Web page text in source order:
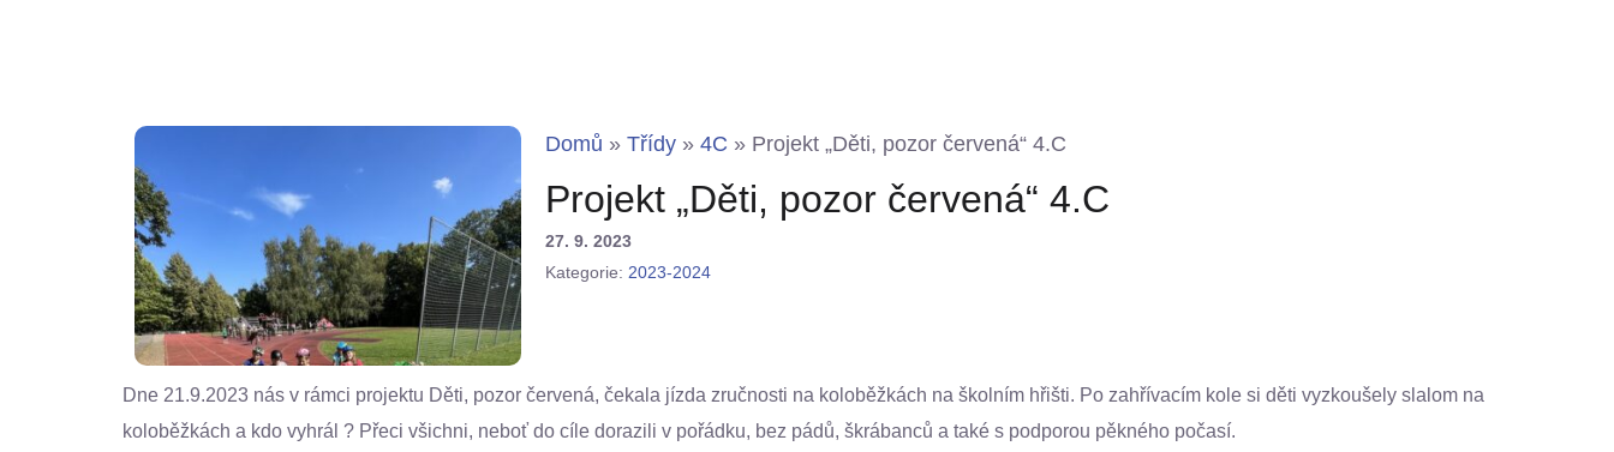
Domů » Třídy » 4C » Projekt „Děti, pozor červená“ 4.C
Projekt „Děti, pozor červená“ 4.C
27. 9. 2023
Kategorie: 2023-2024
Dne 21.9.2023 nás v rámci projektu Děti, pozor červená, čekala jízda zručnosti na koloběžkách na školním hřišti. Po zahřívacím kole si děti vyzkoušely slalom na
koloběžkách a kdo vyhrál ? Přeci všichni, neboť do cíle dorazili v pořádku, bez pádů, škrábanců a také s podporou pěkného počasí.